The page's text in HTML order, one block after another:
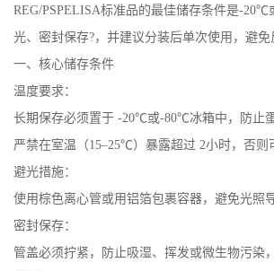
REG/PSPELISA标准品的最佳储存条件是-
光、密封保存?，并建议分装后单次使用，避免
一、核心储存条件
温度要求：
长期保存必须置于 -20℃或-80℃冰箱中，防止蛋
严禁在室温（15–25℃）暴露超过 2小时，否则
避光措施：
使用棕色离心管或用铝箔包裹容器，避免光照
密封保存：
管盖必须拧紧，防止吸湿、挥发或微生物污染